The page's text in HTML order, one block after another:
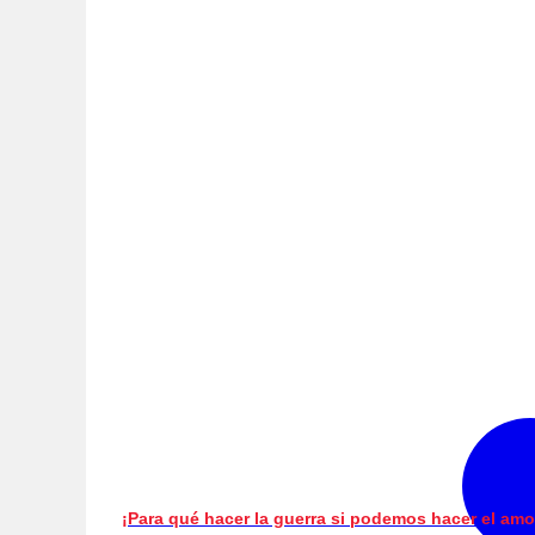
¡Para qué hacer la guerra si podemos hacer el